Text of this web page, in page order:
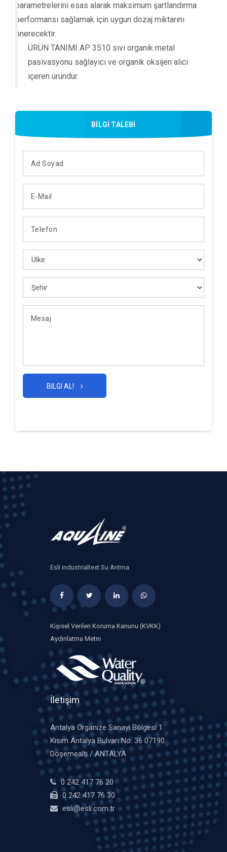
parametrelerini esas alarak maksimum şartlandırma
performansı sağlamak için uygun dozaj miktarını
önerecektir.
ÜRÜN TANIMI AP 3510 sıvı organik metal
pasivasyonu sağlayıcı ve organik oksijen alıcı
içeren üründür.
BİLGİ TALEBİ
BILGI AL!
Esli industrialtext Su Arıtma
Kişisel Verileri Koruma Kanunu (KVKK)
Aydınlatma Metni
İletişim
Antalya Organize Sanayi Bölgesi 1.
Kısım Antalya Bulvarı No: 36 07190
Döşemealtı / ANTALYA
0 242 417 76 20
0 242 417 76 30
esli@esli.com.tr